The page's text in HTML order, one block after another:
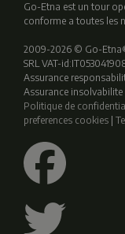
Go-Etna est un tour
conforme a toutes les
2009-2026 © Go-Etna®
SRL VAT-
Assurance
Assurance
Politique de
preferences cookies